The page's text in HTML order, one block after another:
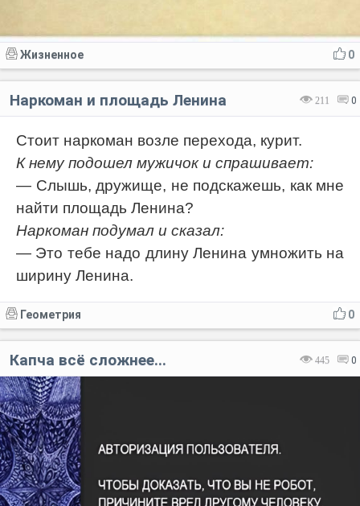
0
Жизненное
211 0
Наркоман и площадь Ленина
Стоит наркоман возле перехода, курит.
К нему подошел мужичок и спрашивает:
— Слышь, дружище, не подскажешь, как мне
найти площадь Ленина?
Наркоман подумал и сказал:
— Это тебе надо длину Ленина умножить на
ширину Ленина.
0
Геометрия
445 0
Капча всё сложнее...